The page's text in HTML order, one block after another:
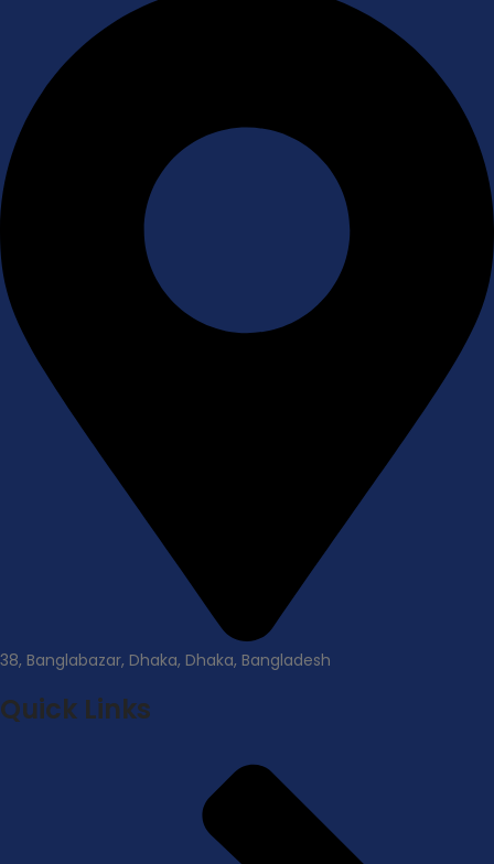
38, Banglabazar, Dhaka, Dhaka, Bangladesh
Quick Links